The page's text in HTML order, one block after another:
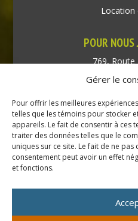
Gérer le
Pour offrir les meilleures
telles que les témoins pour stocker
appareils. Le fait de consentir à ces
traiter des données telles que le
uniques sur ce site. Le fait de ne
consentement peut avoir un effet
et fonctions.
Location
POUR NOUS
769, Route
Très-Saint-
Téléphone :
Direction